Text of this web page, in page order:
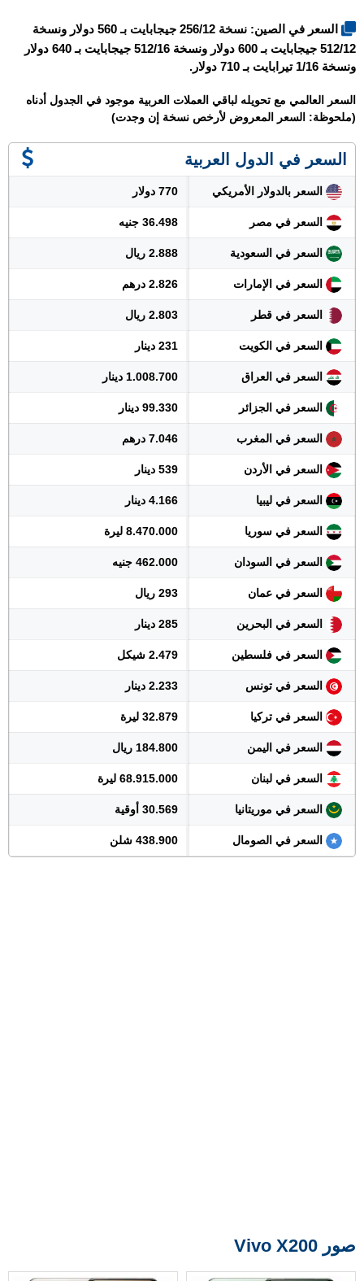
السعر في الصين: نسخة 256/12 جيجابايت بـ 560 دولار ونسخة
512/12 جيجابايت بـ 600 دولار ونسخة 512/16 جيجابايت بـ 640 دولار
ونسخة 1/16 تيرابايت بـ 710 دولار.
السعر العالمي مع تحويله لباقي العملات العربية موجود في الجدول أدناه
(ملحوظة: السعر المعروض لأرخص نسخة إن وجدت)
السعر في الدول العربية
السعر بالدولار الأمريكي 770 دولار
السعر في مصر 36.498 جنيه
السعر في السعودية 2.888 ريال
السعر في الإمارات 2.826 درهم
السعر في قطر 2.803 ريال
السعر في الكويت 231 دينار
السعر في العراق 1.008.700 دينار
السعر في الجزائر 99.330 دينار
السعر في المغرب 7.046 درهم
السعر في الأردن 539 دينار
السعر في ليبيا 4.166 دينار
السعر في سوريا 8.470.000 ليرة
السعر في السودان 462.000 جنيه
السعر في عمان 293 ريال
السعر في البحرين 285 دينار
السعر في فلسطين 2.479 شيكل
السعر في تونس 2.233 دينار
السعر في تركيا 32.879 ليرة
السعر في اليمن 184.800 ريال
السعر في لبنان 68.915.000 ليرة
السعر في موريتانيا 30.569 أوقية
السعر في الصومال 438.900 شلن
صور Vivo X200